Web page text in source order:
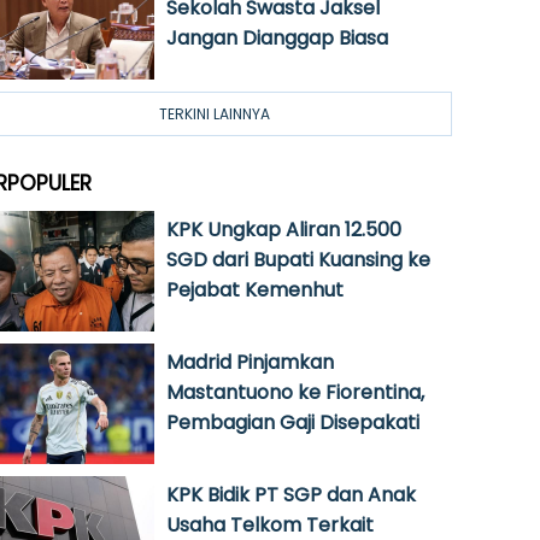
Sekolah Swasta Jaksel
Jangan Dianggap Biasa
TERKINI LAINNYA
KPK Ungkap Aliran 12.500
SGD dari Bupati Kuansing ke
Pejabat Kemenhut
Madrid Pinjamkan
Mastantuono ke Fiorentina,
Pembagian Gaji Disepakati
KPK Bidik PT SGP dan Anak
Usaha Telkom Terkait